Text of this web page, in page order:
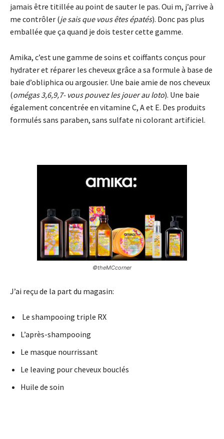
jamais être titillée au point de sauter le pas. Oui m, j’arrive à
me contrôler (je sais que vous êtes épatés). Donc pas plus
emballée que ça quand je dois tester cette gamme.
Amika, c’est une gamme de soins et coiffants conçus pour
hydrater et réparer les cheveux grâce a sa formule à base de
baie d’obliphica ou argousier. Une baie amie de nos cheveux
(omégas 3,6,9,7- vous pouvez les jouer au loto). Une baie
également concentrée en vitamine C, A et E. Des produits
formulés sans paraben, sans sulfate ni colorant artificiel.
©theMCcorner
J’ai reçu de la part du magasin:
Le shampooing triple RX
L’après-shampooing
Le masque nourrissant
Le leaving pour cheveux bouclés
Huile de soin